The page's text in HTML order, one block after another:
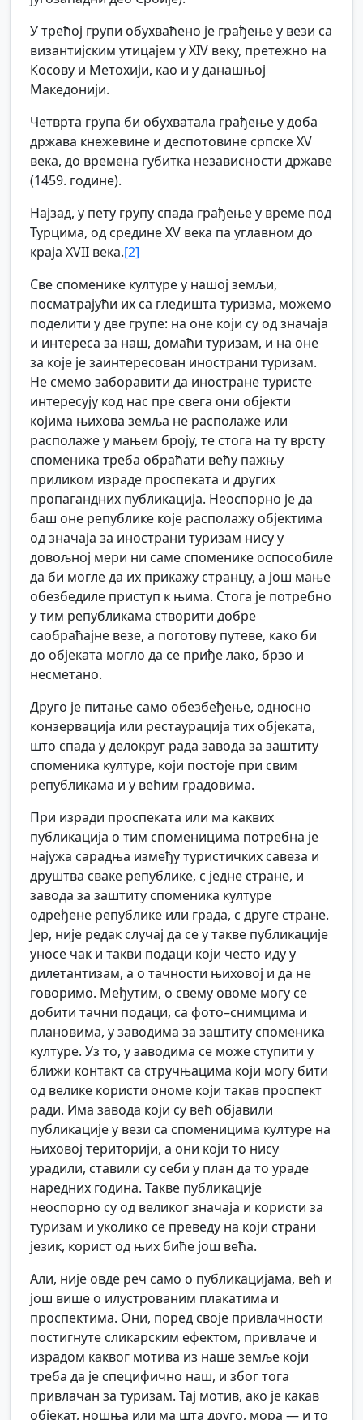
У трећој групи обухваћено је грађење у вези са
византијским утицајем у XIV веку, претежно на
Косову и Метохији, као и у данашњој
Македонији.
Четврта група би обухватала грађење у доба
држава кнежевине и деспотовине српске XV
века, до времена губитка независности државе
(1459. године).
Најзад, у пету групу спада грађење у време под
Турцима, од средине XV века па углавном до
краја XVII века.[2]
Све споменике културе у нашој земљи,
посматрајући их са гледишта туризма, можемо
поделити у две групе: на оне који су од значаја
и интереса за наш, домаћи туризам, и на оне
за које је заинтересован инострани туризам.
Не смемо заборавити да иностране туристе
интересују код нас пре свега они објекти
којима њихова земља не располаже или
располаже у мањем броју, те стога на ту врсту
споменика треба обраћати већу пажњу
приликом израде проспеката и других
пропагандних публикација. Неоспорно је да
баш оне републике које располажу објектима
од значаја за инострани туризам нису у
довољној мери ни саме споменике оспособиле
да би могле да их прикажу странцу, а још мање
обезбедиле приступ к њима. Стога је потребно
у тим републикама створити добре
саобраћајне везе, а поготову путеве, како би
до објеката могло да се приђе лако, брзо и
несметано.
Друго је питање само обезбеђење, односно
конзервација или рестаурација тих објеката,
што спада у делокруг рада завода за заштиту
споменика културе, који постоје при свим
републикама и у већим градовима.
При изради проспеката или ма каквих
публикација о тим споменицима потребна је
најужа сарадња између туристичких савеза и
друштва сваке републике, с једне стране, и
завода за заштиту споменика културе
одређене републике или града, с друге стране.
Јер, није редак случај да се у такве публикације
уносе чак и такви подаци који често иду у
дилетантизам, а о тачности њиховој и да не
говоримо. Међутим, о свему овоме могу се
добити тачни подаци, са фото–снимцима и
плановима, у заводима за заштиту споменика
културе. Уз то, у заводима се може ступити у
ближи контакт са стручњацима који могу бити
од велике користи ономе који такав проспект
ради. Има завода који су већ објавили
публикације у вези са споменицима културе на
њиховој територији, а они који то нису
урадили, ставили су себи у план да то ураде
наредних година. Такве публикације
неоспорно су од великог значаја и користи за
туризам и уколико се преведу на који страни
језик, корист од њих биће још већа.
Али, није овде реч само о публикацијама, већ и
још више о илустрованим плакатима и
проспектима. Они, поред своје привлачности
постигнуте сликарским ефектом, привлаче и
израдом каквог мотива из наше земље који
треба да је специфично наш, и због тога
привлачан за туризам. Тај мотив, ако је какав
објекат, ношња или ма шта друго, мора — и то